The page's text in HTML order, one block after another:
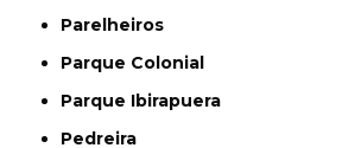
Parelheiros
Parque Colonial
Parque Ibirapuera
Pedreira